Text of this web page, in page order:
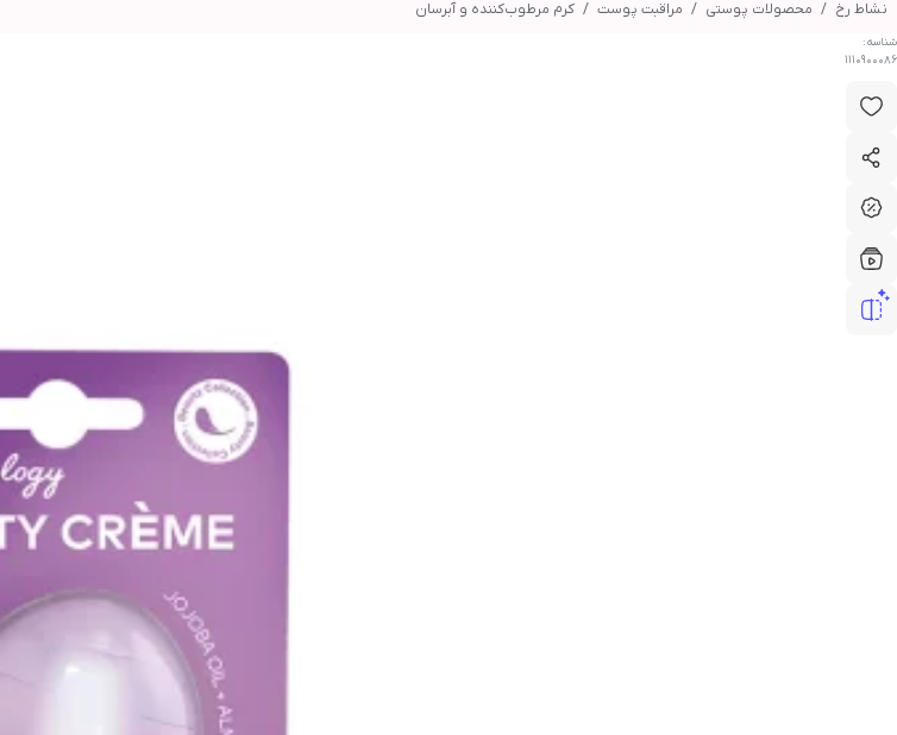
نشاط رخ محصولات پوستی مراقبت پوست کرم مرطوب‌کننده و آبرسان
شناسه:
1110900086